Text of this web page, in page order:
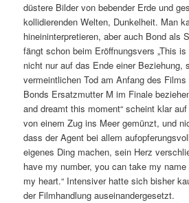
düstere Bilder von bebender Erde und
kollidierenden Welten, Dunkelheit. Man
hineininterpretieren, aber auch Bond als
fängt schon beim Eröffnungsvers „This
nicht nur auf das Ende einer Beziehung,
vermeintlichen Tod am Anfang des
Bonds Ersatzmutter M im Finale
and dreamt this moment“ scheint klar
von einem Zug ins Meer gemünzt, und
dass der Agent bei allem
eigenes Ding machen, sein Herz
have my number, you can take my
my heart.“ Intensiver hatte sich bisher
der Filmhandlung auseinandergesetzt.